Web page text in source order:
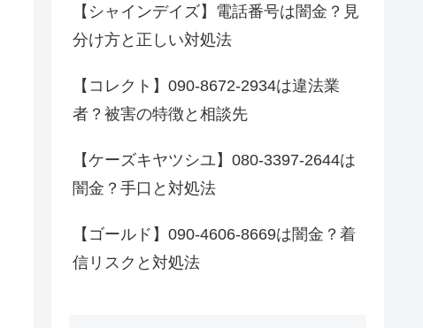
【シャインデイズ】電話番号は闇金？見
分け方と正しい対処法
【コレクト】090-8672-2934は違法業
者？被害の特徴と相談先
【ケーズキヤツシユ】080-3397-2644は
闇金？手口と対処法
【ゴールド】090-4606-8669は闇金？着
信リスクと対処法